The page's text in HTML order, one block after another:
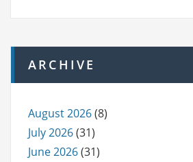
ARCHIVE
August 2026(8)
July 2026(31)
June 2026(31)